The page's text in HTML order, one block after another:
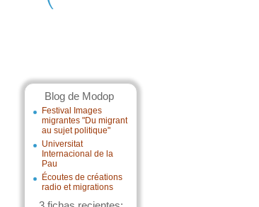
Blog de Modop
Festival Images
migrantes "Du migrant
au sujet politique"
Universitat
Internacional de la
Pau
Écoutes de créations
radio et migrations